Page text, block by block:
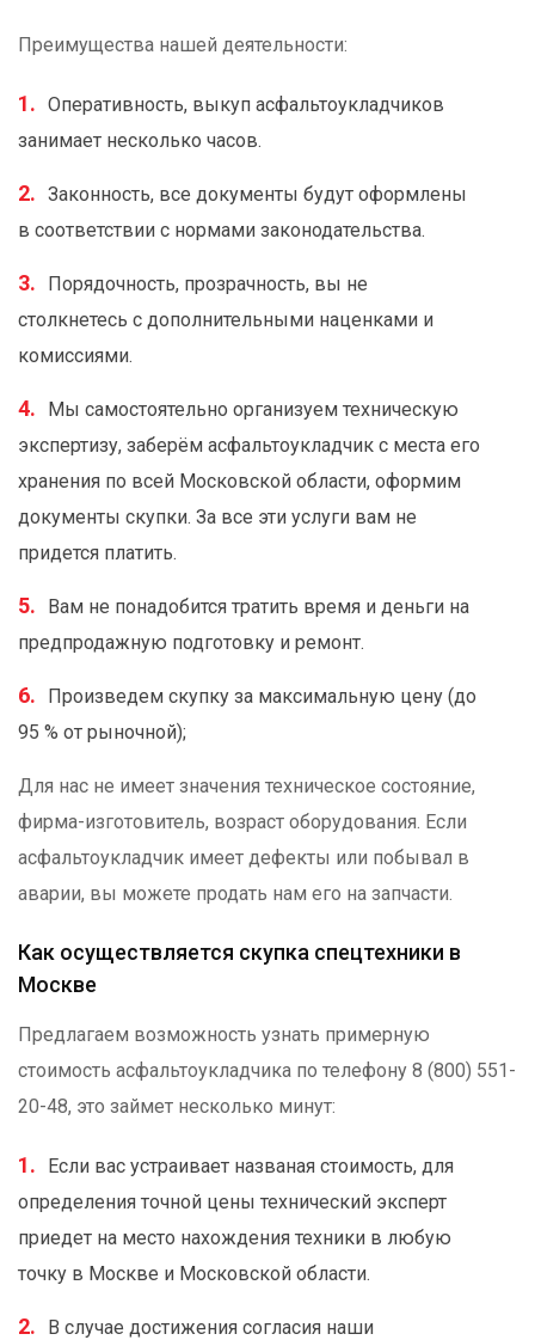
Преимущества нашей деятельности:
Оперативность, выкуп асфальтоукладчиков
занимает несколько часов.
Законность, все документы будут оформлены
в соответствии с нормами законодательства.
Порядочность, прозрачность, вы не
столкнетесь с дополнительными наценками и
комиссиями.
Мы самостоятельно организуем техническую
экспертизу, заберём асфальтоукладчик с места его
хранения по всей Московской области, оформим
документы скупки. За все эти услуги вам не
придется платить.
Вам не понадобится тратить время и деньги на
предпродажную подготовку и ремонт.
Произведем скупку за максимальную цену (до
95 % от рыночной);
Для нас не имеет значения техническое состояние,
фирма-изготовитель, возраст оборудования. Если
асфальтоукладчик имеет дефекты или побывал в
аварии, вы можете продать нам его на запчасти.
Как осуществляется скупка спецтехники в
Москве
Предлагаем возможность узнать примерную
стоимость асфальтоукладчика по телефону 8 (800) 551-
20-48, это займет несколько минут:
Если вас устраивает названая стоимость, для
определения точной цены технический эксперт
приедет на место нахождения техники в любую
точку в Москве и Московской области.
В случае достижения согласия наши